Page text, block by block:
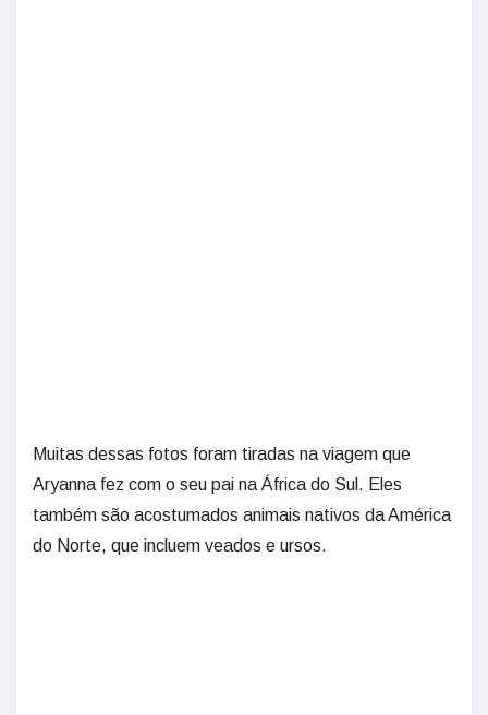
Muitas dessas fotos foram tiradas na viagem que
Aryanna fez com o seu pai na África do Sul. Eles
também são acostumados animais nativos da América
do Norte, que incluem veados e ursos.